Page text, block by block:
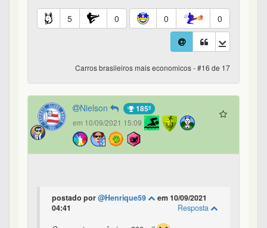
5 0 0 0
Carros brasileiros mais economicos - #16 de 17
Nielson 185º
em 10/09/2021 15:09
postado por@Henrique59
em 10/09/2021
04:41
Resposta